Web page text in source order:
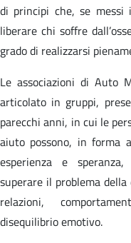
di principi che, se
liberare chi soffre
grado di realizzarsi
Le associazioni di Auto
articolato in gruppi,
parecchi anni, in cui le
aiuto possono, in forma
esperienza e
superare il problema della
relazioni,
disequilibrio emotivo.